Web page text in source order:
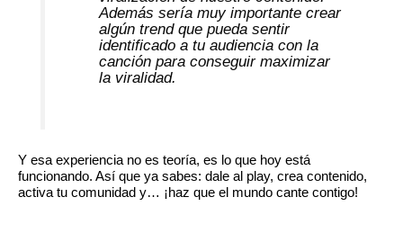
Además sería muy importante crear
algún trend que pueda sentir
identificado a tu audiencia con la
canción para conseguir maximizar
la viralidad.
Y esa experiencia no es teoría, es lo que hoy está
funcionando. Así que ya sabes: dale al play, crea contenido,
activa tu comunidad y… ¡haz que el mundo cante contigo!